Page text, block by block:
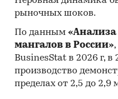
рыночных шоков.
По данным
мангалов в России»
BusinesStat в 2026 г, в
производство
пределах от 2,5 до 2,9